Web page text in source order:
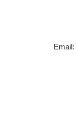
Email: